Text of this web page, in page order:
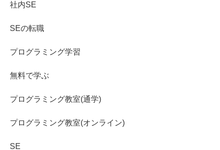
社内SE
SEの転職
プログラミング学習
無料で学ぶ
プログラミング教室(通学)
プログラミング教室(オンライン)
SE